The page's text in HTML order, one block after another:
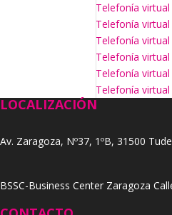
Telefonía
Telefonía
Telefonía
Telefonía
Telefonía
Telefonía
LOCALIZACIÓN
Av. Zaragoza, Nº37, 1ºB, 31500
BSSC-Business Center Zaragoza